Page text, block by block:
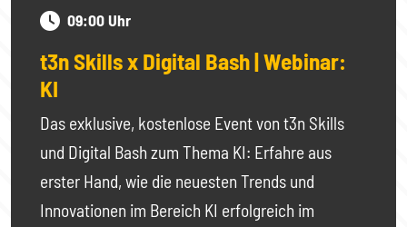
09:00 Uhr
t3n Skills x Digital Bash | Webinar:
KI
Das exklusive, kostenlose Event von t3n Skills
und Digital Bash zum Thema KI: Erfahre aus
erster Hand, wie die neuesten Trends und
Innovationen im Bereich KI erfolgreich im